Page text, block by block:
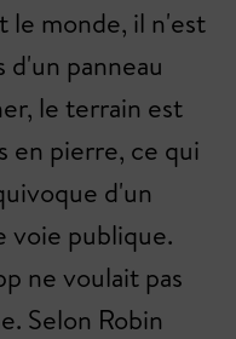
le monde, il n'est
d'un panneau
le terrain est
en pierre, ce qui
d'un
voie publique.
ne voulait pas
Selon Robin